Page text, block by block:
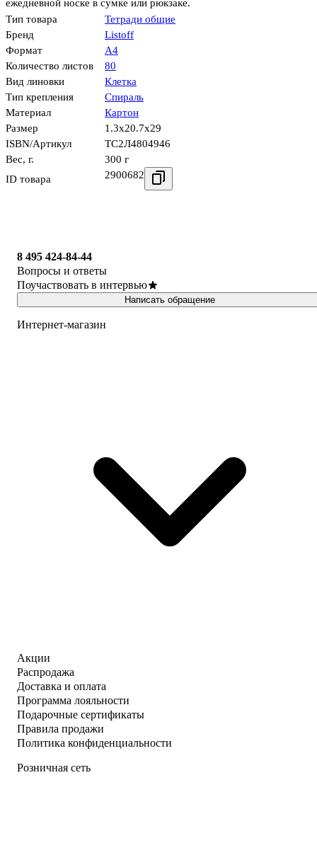
ежедневной носке в сумке или рюкзаке.
Тип товара
Тетради общие
Бренд
Listoff
Формат
А4
Количество листов
80
Вид линовки
Клетка
Тип крепления
Спираль
Материал
Картон
Размер
1.3x20.7x29
ISBN/Артикул
ТС2Л4804946
Вес, г.
300 г
ID товара
2900682
8 495 424-84-44
Вопросы и ответы
Поучаствовать в интервью
Написать обращение
Интернет-магазин
Акции
Распродажа
Доставка и оплата
Программа лояльности
Подарочные сертификаты
Правила продажи
Политика конфиденциальности
Розничная сеть